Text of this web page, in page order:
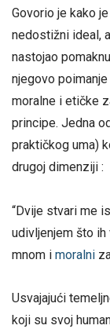
Govorio je kako
nedostižni ideal,
nastojao
njegovo
moralne i etičke
principe. Jedna
praktičkog uma)
drugoj dimenziji :
“Dvije stvari me
udivljenjem što
mnom i moralni
Usvajajući
koji su svoj